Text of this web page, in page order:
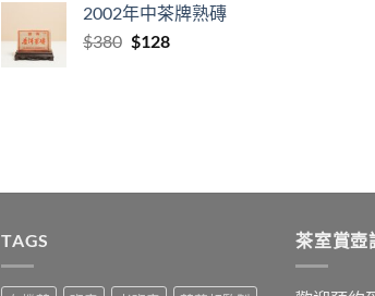
2002年中茶牌熟磚
$380 Original
$128Current
TAGS 茶室賞壺